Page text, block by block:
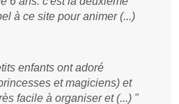
à ce site pour animer (...)
enfants ont adoré
et magiciens) et
facile à organiser et (...) "